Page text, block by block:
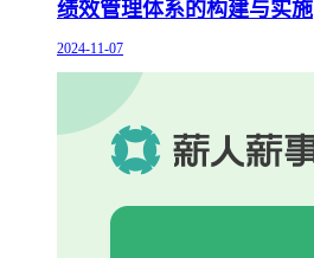
绩效管理体系的构建与实施
2024-11-07